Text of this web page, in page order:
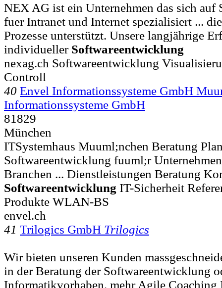
NEX AG ist ein Unternehmen das sich
fuer Intranet und Internet spezialisiert ...
Prozesse unterstützt. Unsere langjährige
individueller Softwareentwicklung
nexag.ch Softwareentwicklung
Controll
40 Envel Informationssysteme GmbH
Informationssysteme GmbH
81829
München
ITSystemhaus Muuml;nchen Beratung
Softwareentwicklung fuuml;r
Branchen ... Dienstleistungen Beratung
Softwareentwicklung IT-Sicherheit
Produkte WLAN-BS
envel.ch
41 Trilogics GmbH Trilogics
Wir bieten unseren Kunden
in der Beratung der Softwareentwicklung
Informatikvorhaben. mehr Agile Coaching